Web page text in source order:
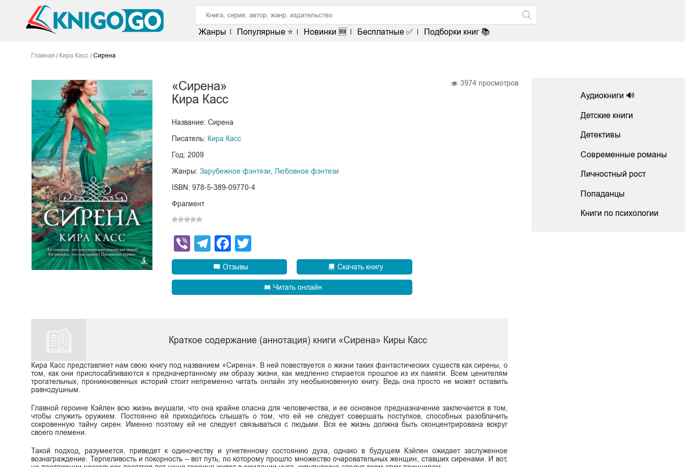
Жанры Популярные ⭐ Новинки 🆕 Бесплатные ✅ Подборки книг 📚
Главная Кира Касс Сирена
«Сирена»
Кира Касс
Название: Сирена
Писатель: Кира Касс
Год: 2009
Жанры: Зарубежное фэнтези
Любовное фэнтези
ISBN: 978-5-389-09770-4
Фрагмент
ViberTelegram
Facebook
Отзывы Скачать книгу
Читать онлайн
3974 просмотров
Краткое содержание (аннотация) книги «Сирена» Киры Касс
Кира Касс представляет нам свою книгу под названием «Сирена». В ней повествуется о жизни таких фантастических существ как сирены, о
том, как они приспосабливаются к предначертанному им образу жизни, как медленно стирается прошлое из их памяти. Всем ценителям
трогательных, проникновенных историй стоит непременно читать онлайн эту необыкновенную книгу. Ведь она просто не может оставить
равнодушным.
Главной героине Кэйлен всю жизнь внушали, что она крайне опасна для человечества, и ее основное предназначение заключается в том,
чтобы служить оружием. Постоянно ей приходилось слышать о том, что ей не следует совершать поступков, способных разоблачить
сокровенную тайну сирен. Именно поэтому ей не следует связываться с людьми. Вся ее жизнь должна быть сконцентрирована вокруг
своего племени.
Такой подход, разумеется, приведет к одиночеству и угнетенному состоянию духа, однако в будущем Кэйлен ожидает заслуженное
вознаграждение. Терпеливость и покорность – вот путь, по которому прошло множество очаровательных женщин, ставших сиренами. И вот,
Аудиокниги 🔊
Детские книги
Детективы
Современные романы
Личностный рост
Попаданцы
Книги по психологии